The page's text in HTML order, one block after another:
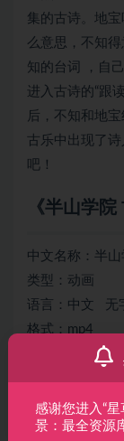
集的古诗。地
么意思，不知
知的台词 ，自
进入古诗的“跟
后，不知和地
古乐中出现了
吧！
《半山学
中文名称：半
类型：动画
语言：中文 无
格式：mp4
集数：26集
分辨率：
适合年龄：3-7
感谢您进入“
景：最全资源